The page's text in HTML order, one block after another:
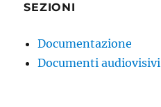
SEZIONI
Documentazione
Documenti audiovisivi